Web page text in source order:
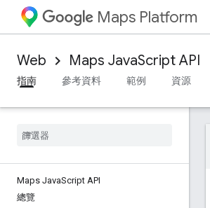
Maps Platform
Web Maps JavaScript API
指南
參考資料 範例 資源
Maps JavaScript API
總覽